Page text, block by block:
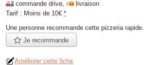
commande drive,
livraison
Tarif : Moins de 10€ *
Une personne recommande cette pizzeria rapide.
Je recommande
Améliorer cette fiche